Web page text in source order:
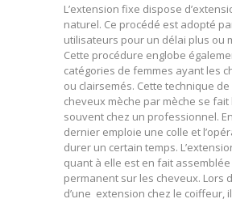
L’extension fixe dispose
naturel. Ce procédé est adopté
utilisateurs pour un délai plus ou
Cette procédure englobe
catégories de femmes ayant les
ou clairsemés. Cette technique
cheveux mèche par mèche se fait
souvent chez un professionnel.
dernier emploie une colle et
durer un certain temps.
quant à elle est en fait
permanent sur les cheveux. Lors
d’une extension chez le coiffeur,